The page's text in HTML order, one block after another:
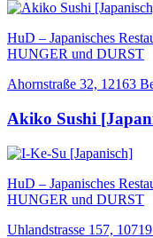
HuD – Japanisches
HUNGER und DURST
Ahornstraße 32, 12163
Akiko Sushi
HuD – Japanisches
HUNGER und DURST
Uhlandstrasse 157,